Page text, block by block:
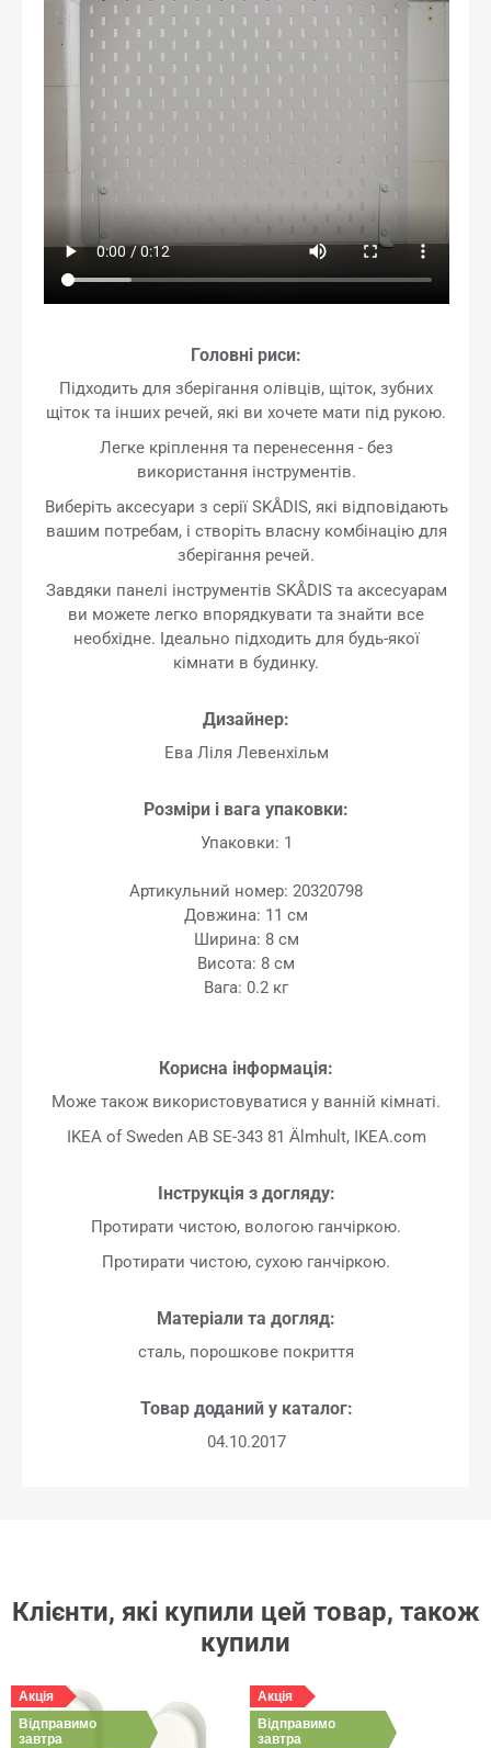
Головні риси:
Підходить для зберігання олівців, щіток, зубних
щіток та інших речей, які ви хочете мати під рукою.
Легке кріплення та перенесення - без
використання інструментів.
Виберіть аксесуари з серії SKÅDIS, які відповідають
вашим потребам, і створіть власну комбінацію для
зберігання речей.
Завдяки панелі інструментів SKÅDIS та аксесуарам
ви можете легко впорядкувати та знайти все
необхідне. Ідеально підходить для будь-якої
кімнати в будинку.
Дизайнер:
Ева Ліля Левенхільм
Розміри і вага упаковки:
Упаковки: 1
Артикульний номер: 20320798
Довжина: 11 см
Ширина: 8 см
Висота: 8 см
Вага: 0.2 кг
Корисна інформація:
Може також використовуватися у ванній кімнаті.
IKEA of Sweden AB SE-343 81 Älmhult, IKEA.com
Інструкція з догляду:
Протирати чистою, вологою ганчіркою.
Протирати чистою, сухою ганчіркою.
Матеріали та догляд:
сталь, порошкове покриття
Товар доданий у каталог:
04.10.2017
Клієнти, які купили цей товар, також
купили
Акція
Відправимо
завтра
Акція
Відправимо
завтра